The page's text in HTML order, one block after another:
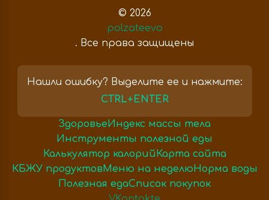
© 2026
polzateevo
. Все права защищены
Нашли ошибку? Выделите ее и нажмите:
CTRL+ENTER
Здоровье Индекс массы тела
Инструменты полезной еды
Калькулятор калорий Карта сайта
КБЖУ продуктов Меню на неделю Норма воды
Полезная едаСписок покупок